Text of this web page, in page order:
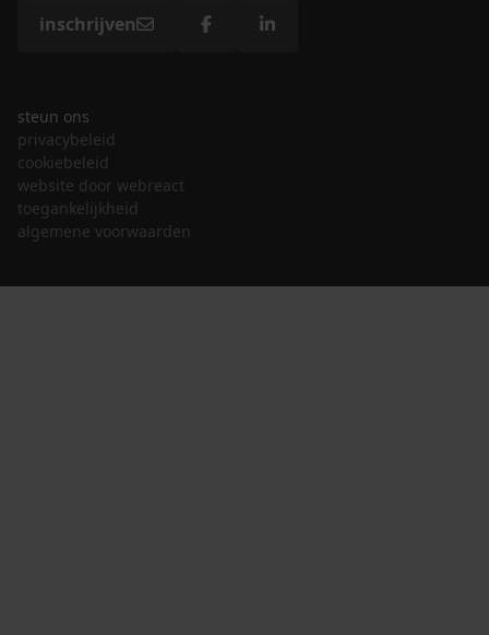
inschrijven
steun ons
privacybeleid
cookiebeleid
website door webreact
toegankelijkheid
algemene voorwaarden